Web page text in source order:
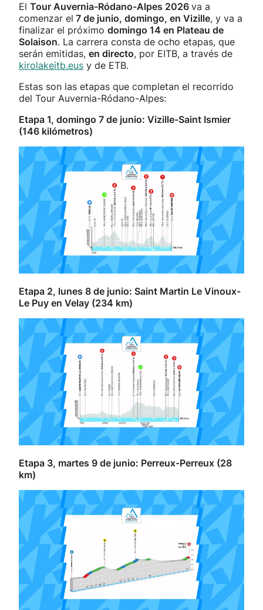
El Tour Auvernia-Ródano-Alpes 2026 va a
comenzar el 7 de junio, domingo, en Vizille, y va a
finalizar el próximo domingo 14 en Plateau de
Solaison. La carrera consta de ocho etapas, que
serán emitidas, en directo, por EITB, a través de
kirolakeitb.eus y de ETB.
Estas son las etapas que completan el recorrido
del Tour Auvernia-Ródano-Alpes:
Etapa 1, domingo 7 de junio: Vizille-Saint Ismier
(146 kilómetros)
Etapa 2, lunes 8 de junio: Saint Martin Le Vinoux-
Le Puy en Velay (234 km)
Etapa 3, martes 9 de junio: Perreux-Perreux (28
km)